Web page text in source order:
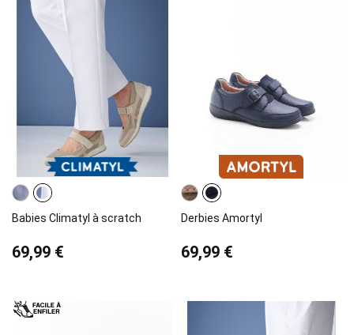
Babies Climatyl à scratch
69,99 €
Derbies Amortyl
69,99 €